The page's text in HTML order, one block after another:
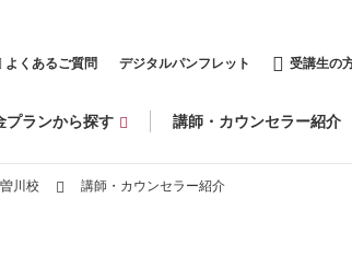
よくあるご質問 デジタルパンフレット 受講生の
プランから探す 講師・カウンセラー紹介
川校 講師・カウンセラー紹介